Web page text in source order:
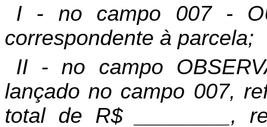
I - no campo 007 -
correspondente à parcela;
II - no campo
lançado no campo 007,
total de R$ ________,